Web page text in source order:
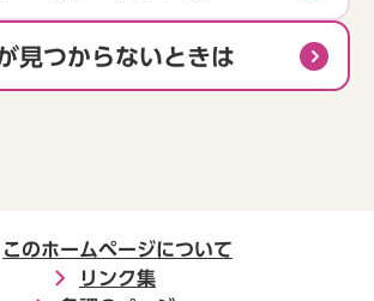
見つからないときは
このホームページについて
リンク集